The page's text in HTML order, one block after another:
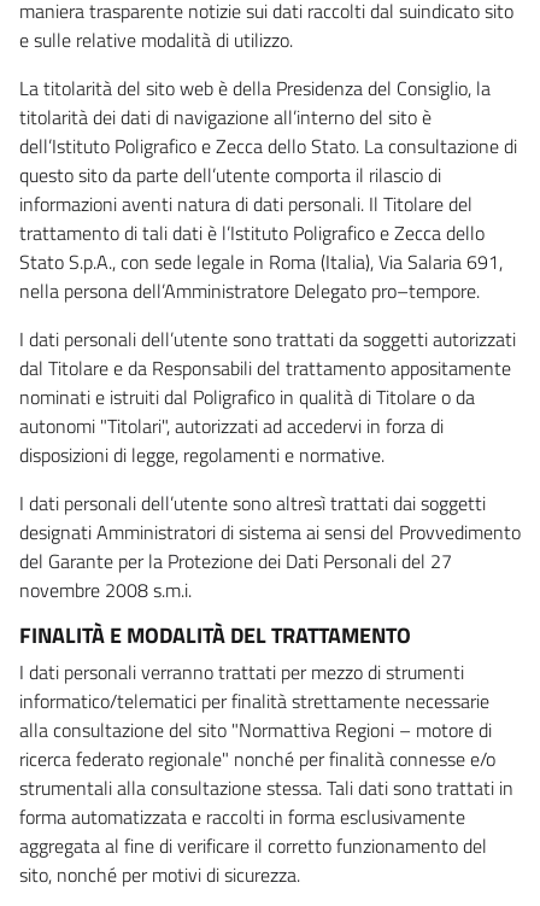
maniera trasparente notizie sui dati raccolti dal suindicato sito
e sulle relative modalità di utilizzo.
La titolarità del sito web è della Presidenza del Consiglio, la
titolarità dei dati di navigazione all’interno del sito è
dell’Istituto Poligrafico e Zecca dello Stato. La consultazione di
questo sito da parte dell’utente comporta il rilascio di
informazioni aventi natura di dati personali. Il Titolare del
trattamento di tali dati è l’Istituto Poligrafico e Zecca dello
Stato S.p.A., con sede legale in Roma (Italia), Via Salaria 691,
nella persona dell’Amministratore Delegato pro–tempore.
I dati personali dell’utente sono trattati da soggetti autorizzati
dal Titolare e da Responsabili del trattamento appositamente
nominati e istruiti dal Poligrafico in qualità di Titolare o da
autonomi "Titolari", autorizzati ad accedervi in forza di
disposizioni di legge, regolamenti e normative.
I dati personali dell’utente sono altresì trattati dai soggetti
designati Amministratori di sistema ai sensi del Provvedimento
del Garante per la Protezione dei Dati Personali del 27
novembre 2008 s.m.i.
FINALITÀ E MODALITÀ DEL TRATTAMENTO
I dati personali verranno trattati per mezzo di strumenti
informatico/telematici per finalità strettamente necessarie
alla consultazione del sito "Normattiva Regioni – motore di
ricerca federato regionale" nonché per finalità connesse e/o
strumentali alla consultazione stessa. Tali dati sono trattati in
forma automatizzata e raccolti in forma esclusivamente
aggregata al fine di verificare il corretto funzionamento del
sito, nonché per motivi di sicurezza.